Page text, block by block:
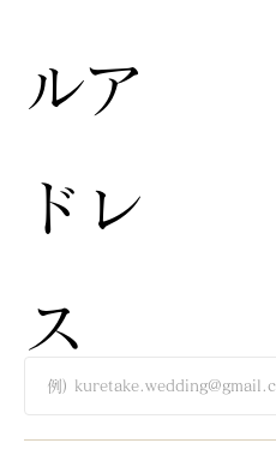
ルア
ドレ
ス